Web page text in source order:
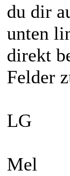
du dir
unten
direkt
Felder
LG
Mel